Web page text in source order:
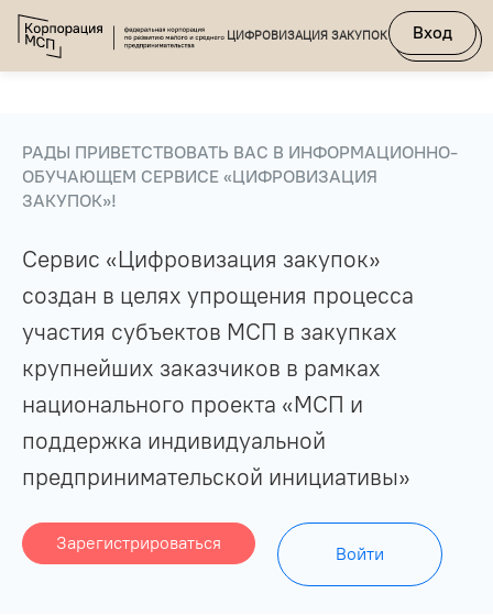
ЦИФРОВИЗАЦИЯ ЗАКУПОК Вход
РАДЫ ПРИВЕТСТВОВАТЬ ВАС В ИНФОРМАЦИОННО-
ОБУЧАЮЩЕМ СЕРВИСЕ «ЦИФРОВИЗАЦИЯ
ЗАКУПОК»!
Сервис «Цифровизация закупок»
создан в целях упрощения процесса
участия субъектов МСП в закупках
крупнейших заказчиков в рамках
национального проекта «МСП и
поддержка индивидуальной
предпринимательской инициативы»
Зарегистрироваться
Войти